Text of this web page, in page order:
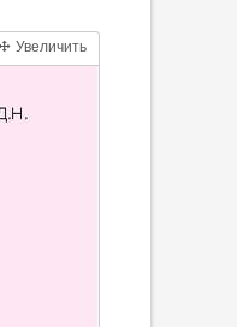
Увеличить